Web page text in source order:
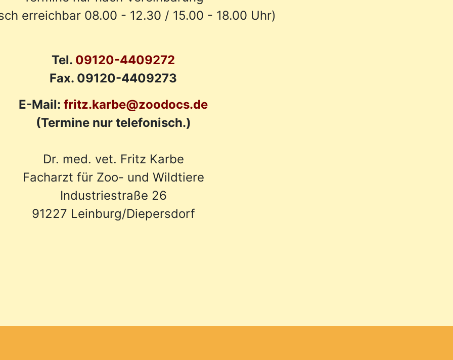
erreichbar 08.00 - 12.30 / 15.00 - 18.00 Uhr)
Tel. 09120-4409272
Fax. 09120-4409273
E-Mail: fritz.karbe@zoodocs.de
(Termine nur telefonisch.)
Dr. med. vet. Fritz Karbe
Facharzt für Zoo- und Wildtiere
Industriestraße 26
91227 Leinburg/Diepersdorf